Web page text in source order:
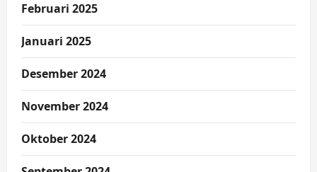
Februari 2025
Januari 2025
Desember 2024
November 2024
Oktober 2024